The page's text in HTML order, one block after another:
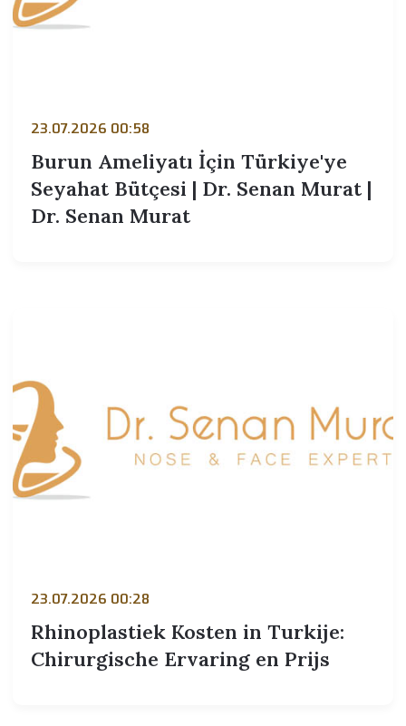
23.07.2026 00:58
Burun Ameliyatı İçin Türkiye'ye
Seyahat Bütçesi | Dr. Senan Murat |
Dr. Senan Murat
23.07.2026 00:28
Rhinoplastiek Kosten in Turkije:
Chirurgische Ervaring en Prijs